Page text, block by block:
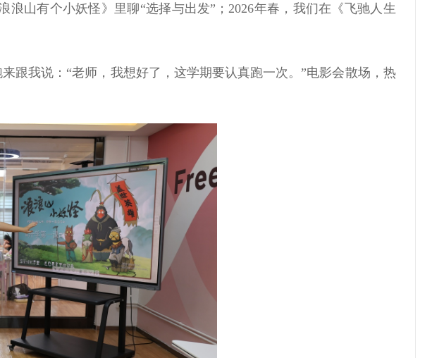
浪山有个小妖怪》里聊“选择与出发”；2026年春，我们在《飞驰人生
跟我说：“老师，我想好了，这学期要认真跑一次。”电影会散场，热